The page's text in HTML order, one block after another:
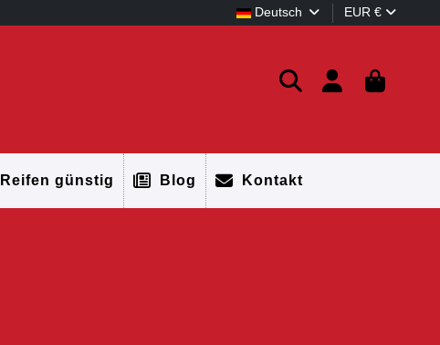
Deutsch EUR €
Reifen günstig Blog Kontakt